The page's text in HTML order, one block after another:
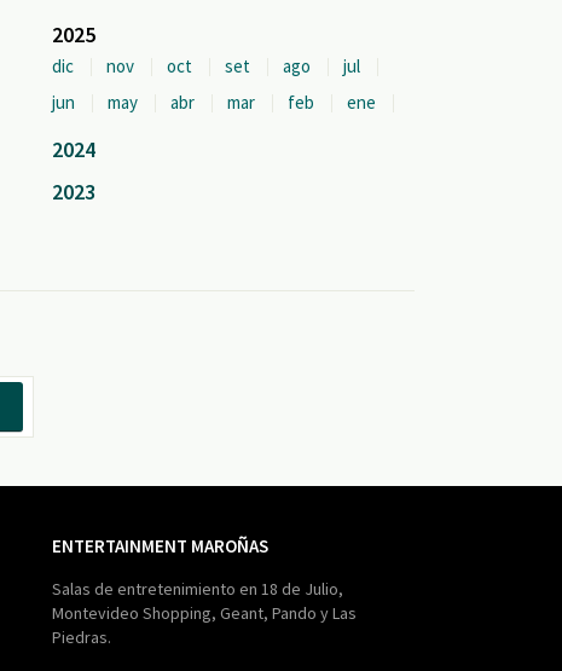
2025
dic nov oct set ago
jul
jun
may abr mar feb ene
2024
2023
ENTERTAINMENT MAROÑAS
Salas de entretenimiento en 18 de Julio,
Montevideo Shopping, Geant, Pando y Las
Piedras.